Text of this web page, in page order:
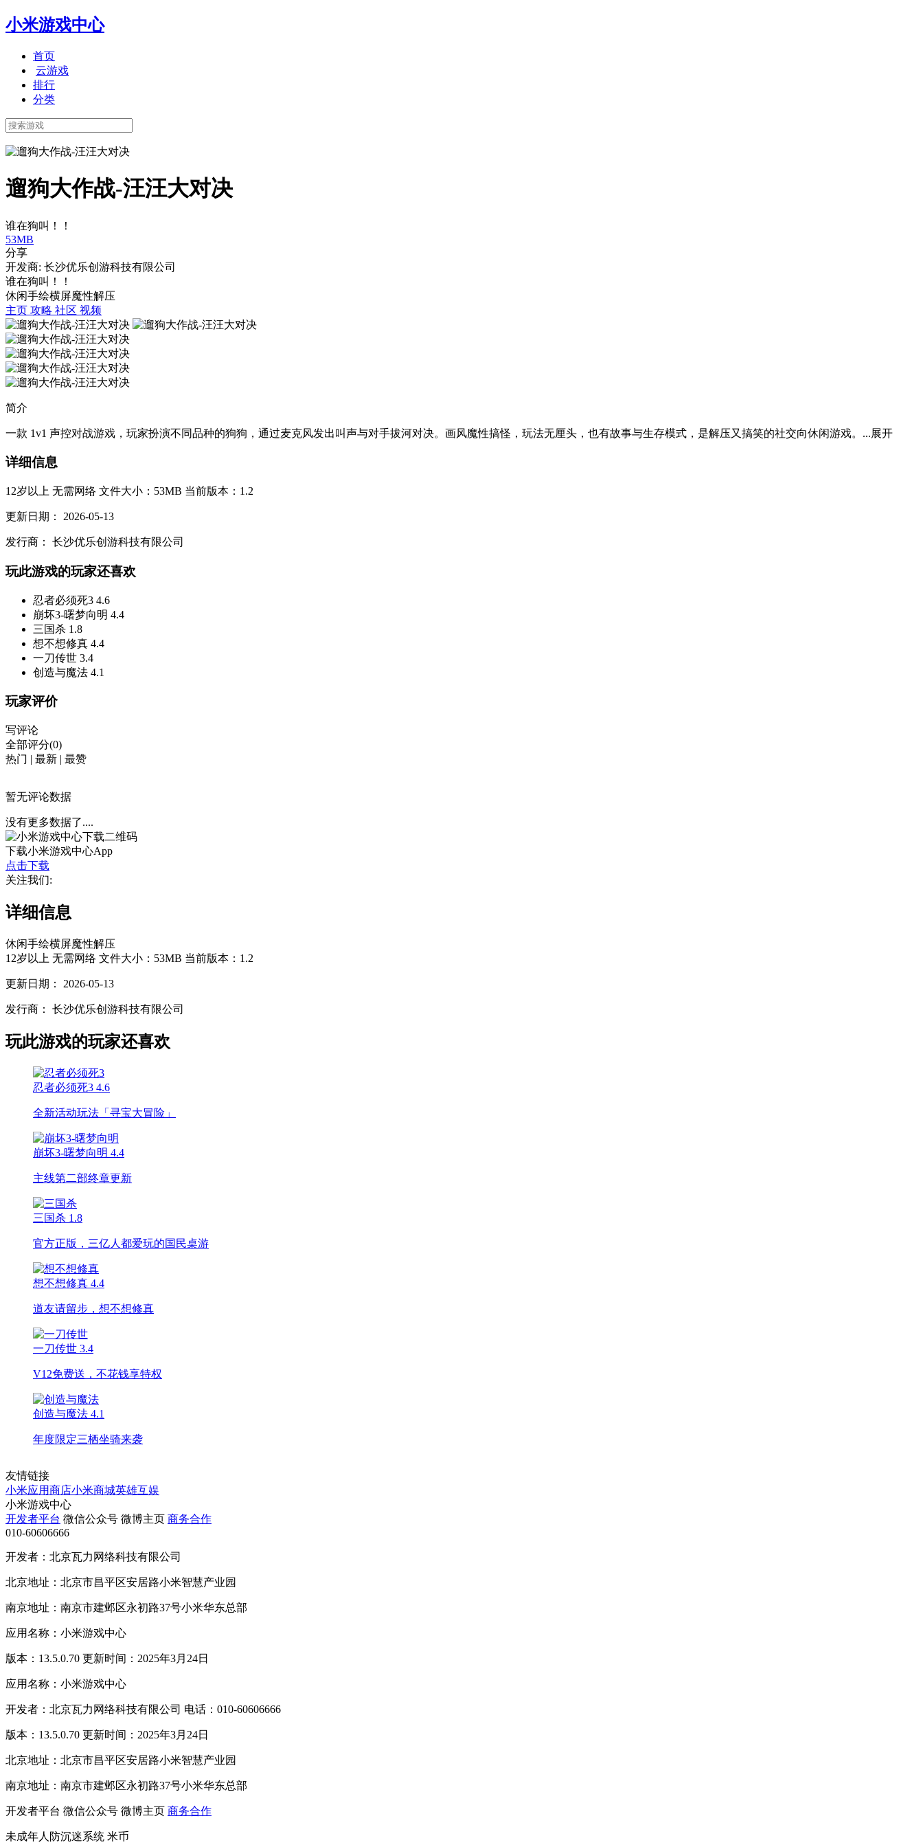
小米游戏中心
首页
云游戏
排行
分类
遛狗大作战-汪汪大对决
谁在狗叫！！
53MB
分享
开发商: 长沙优乐创游科技有限公司
谁在狗叫！！
休闲手绘横屏魔性解压
主页 攻略 社区 视频
简介
一款 1v1 声控对战游戏，玩家扮演不同品种的狗狗，通过麦克风发出叫声与对手拔河对决。画风魔性搞怪，玩法无厘头，也有故事与生存模式，是解压又搞笑的社交向休闲游戏。...展开
详细信息
12岁以上 无需网络 文件大小：53MB 当前版本：1.2
更新日期： 2026-05-13
发行商： 长沙优乐创游科技有限公司
玩此游戏的玩家还喜欢
忍者必须死3 4.6
崩坏3-曙梦向明 4.4
三国杀 1.8
想不想修真 4.4
一刀传世 3.4
创造与魔法 4.1
玩家评价
写评论
全部评分(0)
热门 | 最新 | 最赞
暂无评论数据
没有更多数据了....
下载小米游戏中心App
点击下载
关注我们:
详细信息
休闲手绘横屏魔性解压
12岁以上 无需网络 文件大小：53MB 当前版本：1.2
更新日期： 2026-05-13
发行商： 长沙优乐创游科技有限公司
玩此游戏的玩家还喜欢
忍者必须死3 4.6
全新活动玩法「寻宝大冒险」
崩坏3-曙梦向明 4.4
主线第二部终章更新
三国杀 1.8
官方正版，三亿人都爱玩的国民桌游
想不想修真 4.4
道友请留步，想不想修真
一刀传世 3.4
V12免费送，不花钱享特权
创造与魔法 4.1
年度限定三栖坐骑来袭
友情链接
小米应用商店小米商城英雄互娱
小米游戏中心
开发者平台 微信公众号 微博主页 商务合作
010-60606666
开发者：北京瓦力网络科技有限公司
北京地址：北京市昌平区安居路小米智慧产业园
南京地址：南京市建邺区永初路37号小米华东总部
应用名称：小米游戏中心
版本：13.5.0.70 更新时间：2025年3月24日
应用名称：小米游戏中心
开发者：北京瓦力网络科技有限公司 电话：010-60606666
版本：13.5.0.70 更新时间：2025年3月24日
北京地址：北京市昌平区安居路小米智慧产业园
南京地址：南京市建邺区永初路37号小米华东总部
开发者平台 微信公众号 微博主页 商务合作
未成年人防沉迷系统 米币